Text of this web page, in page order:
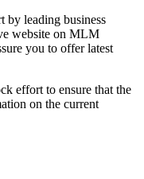
leading business
website on MLM
you to offer latest
effort to ensure that the
on the current